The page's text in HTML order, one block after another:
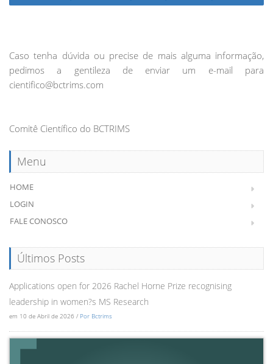
Caso tenha dúvida ou precise de mais alguma informação,
pedimos a gentileza de enviar um e-mail para
cientifico@bctrims.com
Comitê Científico do BCTRIMS
Menu
HOME
LOGIN
FALE CONOSCO
Últimos Posts
Applications open for 2026 Rachel Horne Prize recognising
leadership in women?s MS Research
em 10 de Abril de 2026 / Por Bctrims